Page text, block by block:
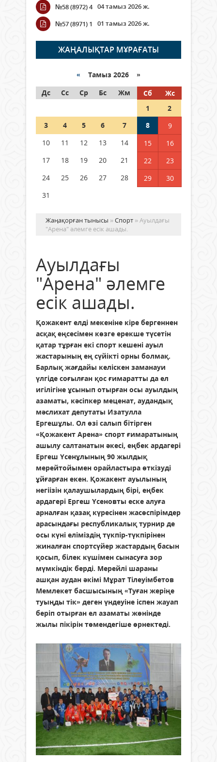
Wi-Fi ҚАБЫРҒА АРҚЫЛЫ ҚАЛАЙ
ӨТЕДІ?
06 тамыз 2026 ж. 266
граждане Казахстана,
05 тамыз 2026 ж. 147
Шетелде жүрген Қазақстан
азаматтары қалай дауыс бере
№58 (8972) 4 04 тамыз 2026 ж.
№57 (8971) 1
01 тамыз 2026 ж.
ЖАҢАЛЫҚТАР МҰРАҒАТЫ
« Тамыз 2026 »
Дс
Сс Ср Бс Жм Сб
Жс
1
2
3
4 5 6 7 8
9
10
11 12 13 14 15
16
17
18 19 20 21 22
23
24
25 26 27 28 29
30
31
Жаңақорған тынысы »Спорт » Ауылдағы
"Арена" әлемге есік ашады.
Ауылдағы
"Арена" әлемге
есік ашады.
Қожакент елді мекеніне кіре бергеннен
асқақ еңсесімен көзге ерекше түсетін
қатар тұрған екі спорт кешені ауыл
жастарының ең сүйікті орны болмақ.
Барлық жағдайы келіскен заманауи
үлгіде соғылған қос ғимаратты да ел
игілігіне ұсынып отырған осы ауылдың
азаматы, кәсіпкер меценат, аудандық
мәслихат депутаты Изатулла
Ергешұлы. Ол өзі салып бітірген
«Қожакент Арена» спорт ғимаратының
ашылу салтанатын әкесі, еңбек ардагері
Ергеш Үсенұлының 90 жылдық
мерейтойымен орайластыра өткізуді
ұйғарған екен. Қожакент ауылының
негіізін қалаушылардың бірі, еңбек
ардагері Ергеш Үсеновты еске алуға
арналған қазақ күресінен жасөспірімдер
арасындағы республикалық турнир де
осы күні еліміздің түкпір-түкпірінен
жиналған спортсүйер жастардың басын
қосып, білек күшімен сынасуға зор
мүмкіндік берді. Мерейлі шараны
ашқан аудан әкімі Мұрат Тілеуімбетов
Мемлекет басшысының «Туған жеріңе
туыңды тік» деген үндеуіне іспен жауап
беріп отырған ел азаматы жөнінде
жылы пікірін төмендегіше өрнектеді.